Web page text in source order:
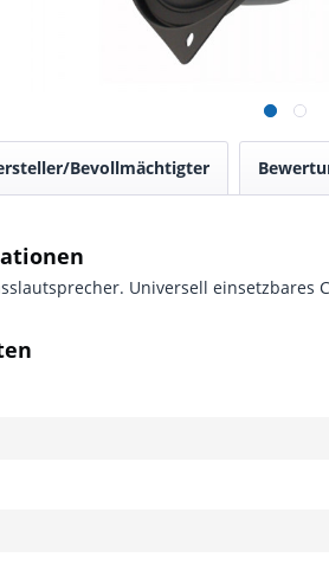
Bevollmächtigter
Universell